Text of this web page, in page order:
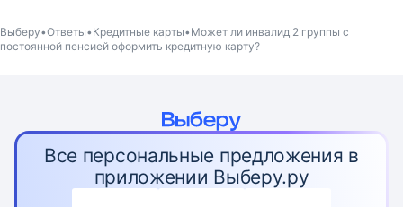
Выберу Ответы Кредитные карты Может ли инвалид 2 группы с
постоянной пенсией оформить кредитную карту?
Все персональные предложения в
приложении Выберу.ру